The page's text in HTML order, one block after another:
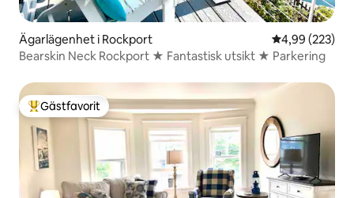
Ägarlägenhet i Rockport 4,99 av 5 i
4,99 (223)
Bearskin Neck Rockport ★ Fantastisk utsikt ★ Parkering
Populär gästfavorit
Gästfavorit